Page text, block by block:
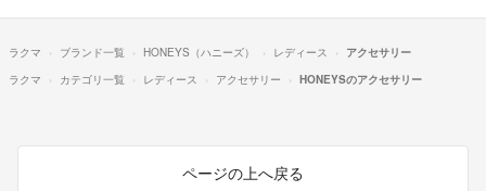
ラクマ ブランド一覧 HONEYS（ハニーズ） レディース
アクセサリー
ラクマ
カテゴリ一覧 レディース アクセサリー HONEYSのアクセサリー
ページの上へ戻る